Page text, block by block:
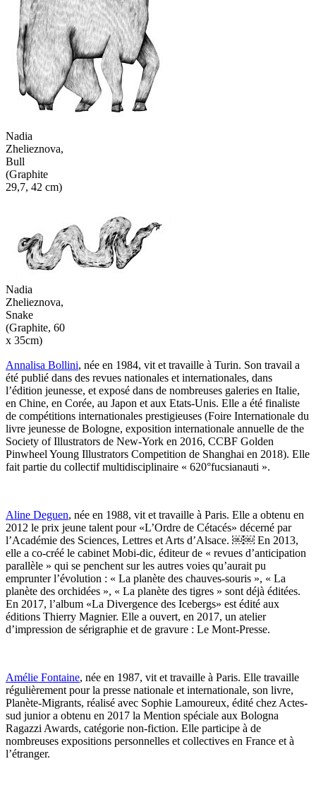
Nadia
Zhelieznova,
Bull
(Graphite
29,7, 42 cm)
Nadia
Zhelieznova,
Snake
(Graphite, 60
x 35cm)
Annalisa Bollini, née en 1984, vit et travaille à Turin. Son travail a
été publié dans des revues nationales et internationales, dans
l’édition jeunesse, et exposé dans de nombreuses galeries en Italie,
en Chine, en Corée, au Japon et aux Etats-Unis. Elle a été finaliste
de compétitions internationales prestigieuses (Foire Internationale du
livre jeunesse de Bologne, exposition internationale annuelle de the
Society of Illustrators de New-York en 2016, CCBF Golden
Pinwheel Young Illustrators Competition de Shanghai en 2018). Elle
fait partie du collectif multidisciplinaire « 620°fucsianauti ».
Aline Deguen, née en 1988, vit et travaille à Paris. Elle a obtenu en
2012 le prix jeune talent pour «L’Ordre de Cétacés» décerné par
l’Académie des Sciences, Lettres et Arts d’Alsace. ￼￼ En 2013,
elle a co-créé le cabinet Mobi-dic, éditeur de « revues d’anticipation
parallèle » qui se penchent sur les autres voies qu’aurait pu
emprunter l’évolution : « La planète des chauves-souris », « La
planète des orchidées », « La planète des tigres » sont déjà éditées.
En 2017, l’album «La Divergence des Icebergs» est édité aux
éditions Thierry Magnier. Elle a ouvert, en 2017, un atelier
d’impression de sérigraphie et de gravure : Le Mont-Presse.
Amélie Fontaine, née en 1987, vit et travaille à Paris. Elle travaille
régulièrement pour la presse nationale et internationale, son livre,
Planète-Migrants, réalisé avec Sophie Lamoureux, édité chez Actes-
sud junior a obtenu en 2017 la Mention spéciale aux Bologna
Ragazzi Awards, catégorie non-fiction. Elle participe à de
nombreuses expositions personnelles et collectives en France et à
l’étranger.